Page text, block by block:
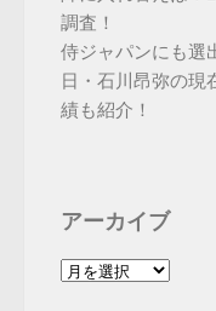
調査！
侍ジャパンにも選
日・石川昂弥の現
績も紹介！
アーカイブ
ア